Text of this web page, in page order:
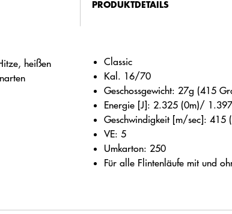
heißen
PRODUKTDETAILS
Classic
Kal. 16/70
Geschossgewicht: 27g (415
Energie [J]: 2.325 (0m)/
Geschwindigkeit [m/sec]:
VE: 5
Umkarton: 250
Für alle Flintenläufe mit und